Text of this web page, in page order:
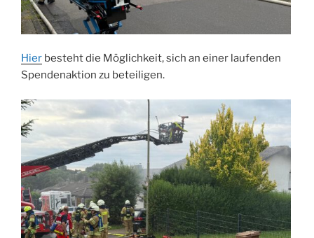
Hier besteht die Möglichkeit, sich an einer laufenden
Spendenaktion zu beteiligen.